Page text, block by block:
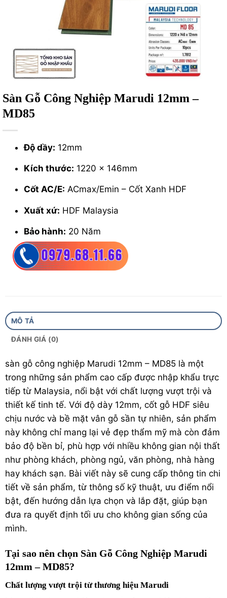
Sàn Gỗ Công Nghiệp Marudi 12mm –
MD85
Độ dầy: 12mm
Kích thước: 1220 x 146mm
Cốt AC/E: ACmax/Emin – Cốt Xanh HDF
Xuất xứ: HDF Malaysia
Bảo hành: 20 Năm
Đặc tính:Bản nhỡ, hèm V, siêu chịu nước, chịu
lực, mài mòn bề mặt, chống mối mọt
MÔ TẢ
ĐÁNH GIÁ (0)
sàn gỗ công nghiệp Marudi 12mm – MD85 là một
trong những sản phẩm cao cấp được nhập khẩu trực
tiếp từ Malaysia, nổi bật với chất lượng vượt trội và
thiết kế tinh tế. Với độ dày 12mm, cốt gỗ HDF siêu
chịu nước và bề mặt vân gỗ sần tự nhiên, sản phẩm
này không chỉ mang lại vẻ đẹp thẩm mỹ mà còn đảm
bảo độ bền bỉ, phù hợp với nhiều không gian nội thất
như phòng khách, phòng ngủ, văn phòng, nhà hàng
hay khách sạn. Bài viết này sẽ cung cấp thông tin chi
tiết về sản phẩm, từ thông số kỹ thuật, ưu điểm nổi
bật, đến hướng dẫn lựa chọn và lắp đặt, giúp bạn
đưa ra quyết định tối ưu cho không gian sống của
mình.
Tại sao nên chọn Sàn Gỗ Công Nghiệp Marudi
12mm – MD85?
Chất lượng vượt trội từ thương hiệu Marudi